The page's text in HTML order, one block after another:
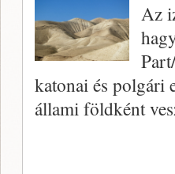
Az
katonai és polgári
állami földként